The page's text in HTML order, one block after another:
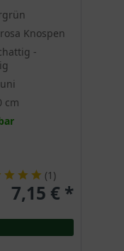
Knospen
-
cm
(1 )
7,15 € *